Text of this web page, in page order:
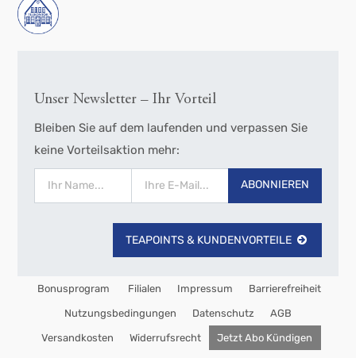
Unser Newsletter – Ihr Vorteil
Bleiben Sie auf dem laufenden und verpassen Sie
keine Vorteilsaktion mehr:
ABONNIEREN
TEAPOINTS & KUNDENVORTEILE
Bonusprogram Filialen Impressum Barrierefreiheit
Nutzungsbedingungen Datenschutz AGB
Versandkosten Widerrufsrecht Jetzt Abo Kündigen